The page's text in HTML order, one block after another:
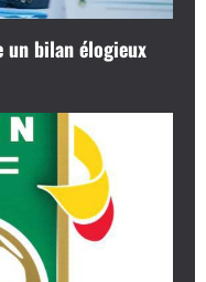
un bilan élogieux